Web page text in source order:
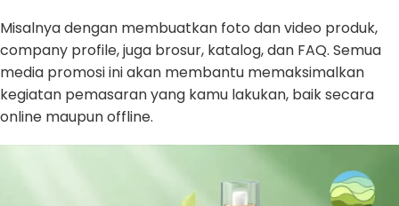
Misalnya dengan membuatkan foto dan video produk,
company profile, juga brosur, katalog, dan FAQ. Semua
media promosi ini akan membantu memaksimalkan
kegiatan pemasaran yang kamu lakukan, baik secara
online maupun offline.